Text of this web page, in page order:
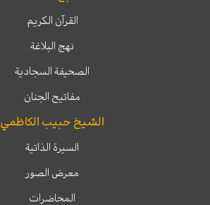
القرآن الكريم
نهج البلاغة
الصحيفة السجادية
مفاتيح الجنان
الشيخ حبيب الكاظمي
السيرة الذاتية
معرض الصور
المحاضرات